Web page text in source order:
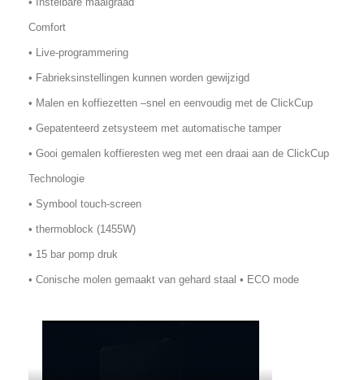
Comfort
• Live-programmering
• Fabrieksinstellingen kunnen worden gewijzigd
• Malen en koffiezetten –snel en eenvoudig met de ClickCup
• Gepatenteerd zetsysteem met automatische tamper
• Gooi gemalen koffieresten weg met een draai aan de ClickCup
Technologie
• Symbool touch-screen
• thermoblock (1455W)
• 15 bar pomp druk
• Conische molen gemaakt van gehard staal • ECO mode